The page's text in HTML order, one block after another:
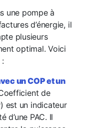
une pompe à
d’énergie, il
plusieurs
optimal. Voici
un COP et un
de
est un indicateur
d’une PAC. Il